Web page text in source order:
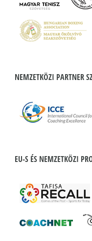
NEMZETKÖZI PARTNER
EU-S ÉS NEMZETKÖZI